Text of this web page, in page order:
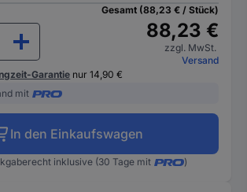
Gesamt (88,23 € / Stück)
88,23 €
zzgl. MwSt.
Versand
Garantie nur 14,90 €
mit
In den Einkaufswagen
inklusive (30 Tage mit )